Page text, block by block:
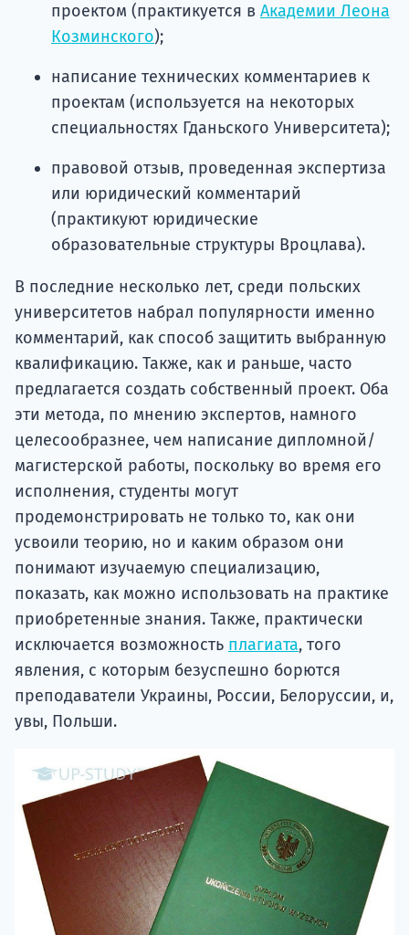
проектом (практикуется в Академии Леона
Козминского);
написание технических комментариев к
проектам (используется на некоторых
специальностях Гданьского Университета);
правовой отзыв, проведенная экспертиза
или юридический комментарий
(практикуют юридические
образовательные структуры Вроцлава).
В последние несколько лет, среди польских
университетов набрал популярности именно
комментарий, как способ защитить выбранную
квалификацию. Также, как и раньше, часто
предлагается создать собственный проект. Оба
эти метода, по мнению экспертов, намного
целесообразнее, чем написание дипломной/
магистерской работы, поскольку во время его
исполнения, студенты могут
продемонстрировать не только то, как они
усвоили теорию, но и каким образом они
понимают изучаемую специализацию,
показать, как можно использовать на практике
приобретенные знания. Также, практически
исключается возможность плагиата, того
явления, с которым безуспешно борются
преподаватели Украины, России, Белоруссии, и,
увы, Польши.